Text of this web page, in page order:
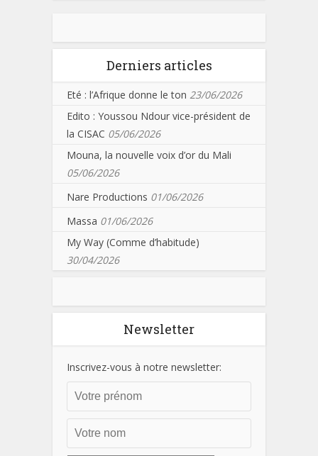
Derniers articles
Eté : l’Afrique donne le ton 23/06/2026
Edito : Youssou Ndour vice-président de
la CISAC 05/06/2026
Mouna, la nouvelle voix d’or du Mali
05/06/2026
Nare Productions 01/06/2026
Massa 01/06/2026
My Way (Comme d’habitude)
30/04/2026
Newsletter
Inscrivez-vous à notre newsletter: